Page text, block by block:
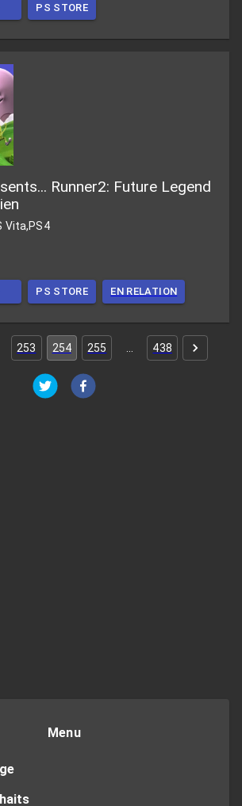
PS STORE
Runner2: Future Legend
Vita,PS4
PS STORE EN RELATION
253 254 255 … 438
Menu